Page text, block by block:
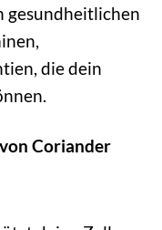
gesundheitlichen
die dein
Coriander